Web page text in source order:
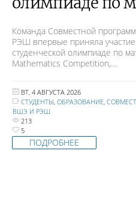
Команда Совместной
РЭШ впервые приняла
студенческой олимпиаде по
Mathematics Competition,…
ВТ, 4 АВГУСТА 2026
СТУДЕНТЫ, ОБРАЗОВАНИЕ,
ВШЭ И РЭШ
213
5
ПОДРОБНЕЕ